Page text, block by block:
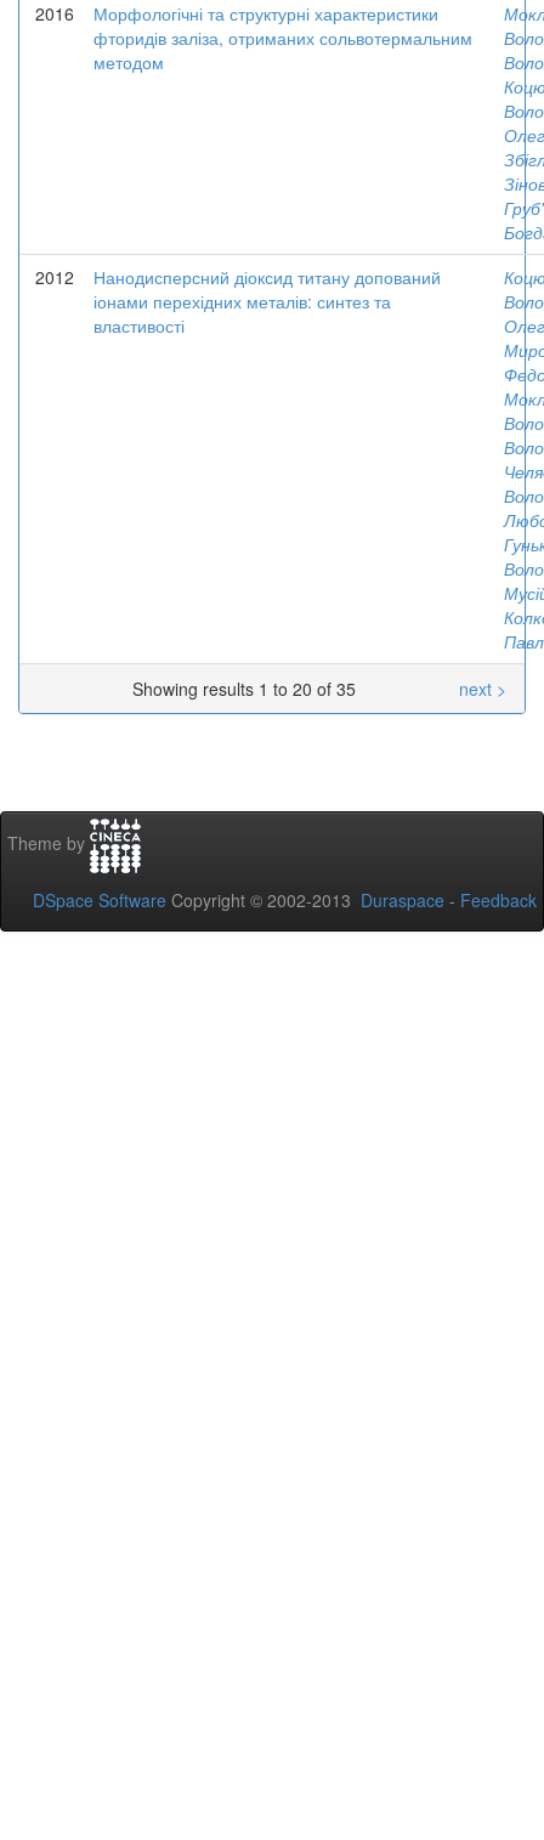
2016
Морфологічні та структурні характеристики
фторидів заліза, отриманих сольвотермальним
методом
2012
Нанодисперсний діоксид титану допований
іонами перехідних металів: синтез та
властивості
Showing results 1 to 20 of 35
next >
Theme by
DSpace Software Copyright © 2002-2013 Duraspace - Feedback